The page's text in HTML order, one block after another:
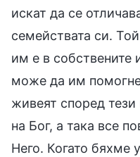
искат да се
семействата си.
им е в собствените
може да им
живеят според тези
на Бог, а така все
Него. Когато бяхме